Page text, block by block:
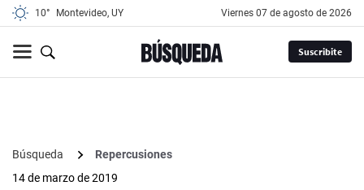
10° Montevideo, UY viernes 07 de agosto de 2026
Suscribite
Búsqueda
Repercusiones
14 de marzo de 2019